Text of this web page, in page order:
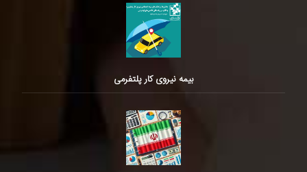
بیمه نیروی کار پلتفرمی